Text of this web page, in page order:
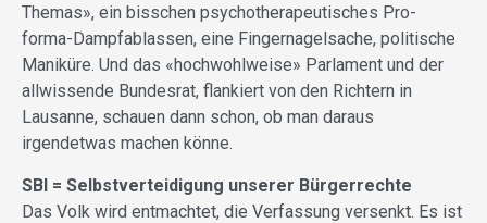
Themas», ein bisschen psychotherapeutisches Pro-
forma-Dampf­ablassen, eine Fingernagelsache, politische
Maniküre. Und das «hoch­wohlweise» Parlament und der
all­wissende Bundesrat, flankiert von den Richtern in
Lausanne, schauen dann schon, ob man daraus
irgendetwas machen könne.
SBI = Selbstverteidigung unserer Bürgerrechte
Das Volk wird entmachtet, die Verfassung versenkt. Es ist